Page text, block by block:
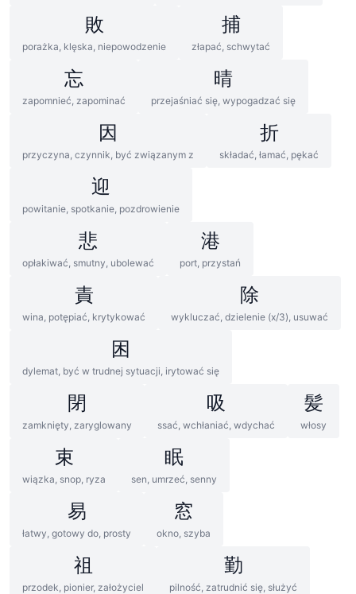
敗
porażka, klęska, niepowodzenie
捕
złapać, schwytać
忘
zapomnieć, zapominać
晴
przejaśniać się, wypogadzać się
因
przyczyna, czynnik, być związanym z
折
składać, łamać, pękać
迎
powitanie, spotkanie, pozdrowienie
悲
opłakiwać, smutny, ubolewać
港
port, przystań
責
wina, potępiać, krytykować
除
wykluczać, dzielenie (x/3), usuwać
困
dylemat, być w trudnej sytuacji, irytować się
閉
zamknięty, zaryglowany
吸
ssać, wchłaniać, wdychać
髪
włosy
束
wiązka, snop, ryza
眠
sen, umrzeć, senny
易
łatwy, gotowy do, prosty
窓
okno, szyba
祖
przodek, pionier, założyciel
勤
pilność, zatrudnić się, służyć